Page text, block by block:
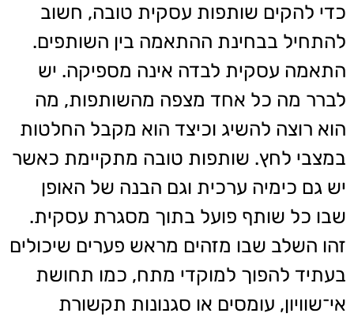
כדי להקים שותפות עסקית טובה, חשוב
להתחיל בבחינת ההתאמה בין השותפים.
התאמה עסקית לבדה אינה מספיקה. יש
לברר מה כל אחד מצפה מהשותפות, מה
הוא רוצה להשיג וכיצד הוא מקבל החלטות
במצבי לחץ. שותפות טובה מתקיימת כאשר
יש גם כימיה ערכית וגם הבנה של האופן
שבו כל שותף פועל בתוך מסגרת עסקית.
זהו השלב שבו מזהים מראש פערים שיכולים
בעתיד להפוך למוקדי מתח, כמו תחושת
אי־שוויון, עומסים או סגנונות תקשורת